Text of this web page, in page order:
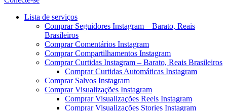
Menu
Lista de serviços
Comprar Seguidores Instagram – Barato, Reais
Brasileiros
Comprar Comentários Instagram
Comprar Compartilhamentos Instagram
Comprar Curtidas Instagram – Barato, Reais Brasileiros
Comprar Curtidas Automáticas Instagram
Comprar Salvos Instagram
Comprar Visualizações Instagram
Comprar Visualizações Reels Instagram
Comprar Visualizações Stories Instagram